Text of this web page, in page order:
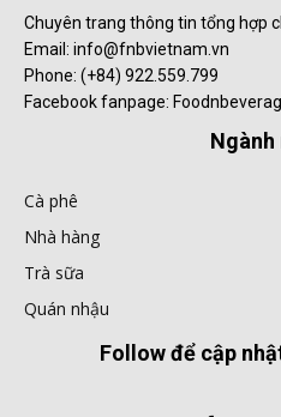
Chuyên trang thông tin tổng hợp
Email: info@fnbvietnam.vn
Phone: (+84) 922.559.799
Facebook fanpage:
Ngành
Cà phê
Nhà hàng
Trà sữa
Quán nhậu
Follow để cập